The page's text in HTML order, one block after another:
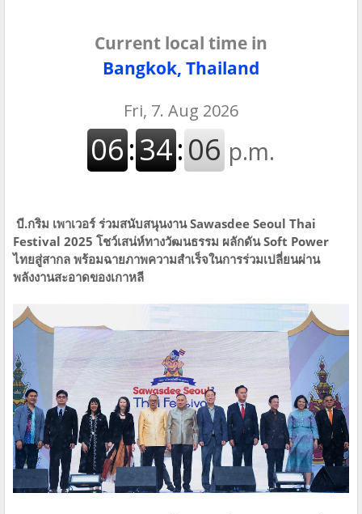
Current local time in
Bangkok, Thailand
บี.กริม เพาเวอร์ ร่วมสนับสนุนงาน Sawasdee Seoul Thai
Festival 2025 โชว์เสน่ห์ทางวัฒนธรรม ผลักดัน Soft Power
ไทยสู่สากล พร้อมฉายภาพความสำเร็จในการร่วมเปลี่ยนผ่าน
พลังงานสะอาดของเกาหลี